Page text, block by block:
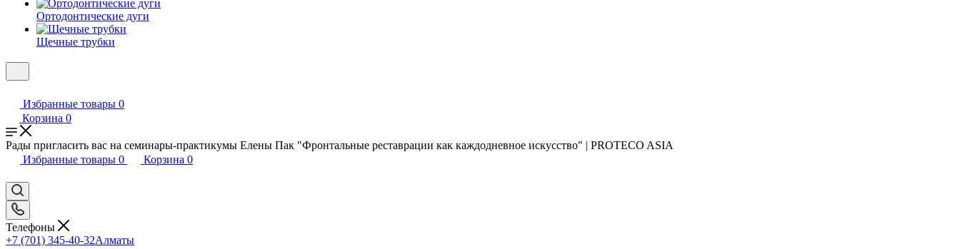
Ортодонтические дуги
Щечные трубки
Избранные товары 0
Корзина 0
Рады пригласить вас на семинары-практикумы Елены Пак "Фронтальные реставрации как каждодневное искусство" | PROTECO ASIA
Избранные товары 0 Корзина 0
Телефоны
+7 (701) 345-40-32Алматы